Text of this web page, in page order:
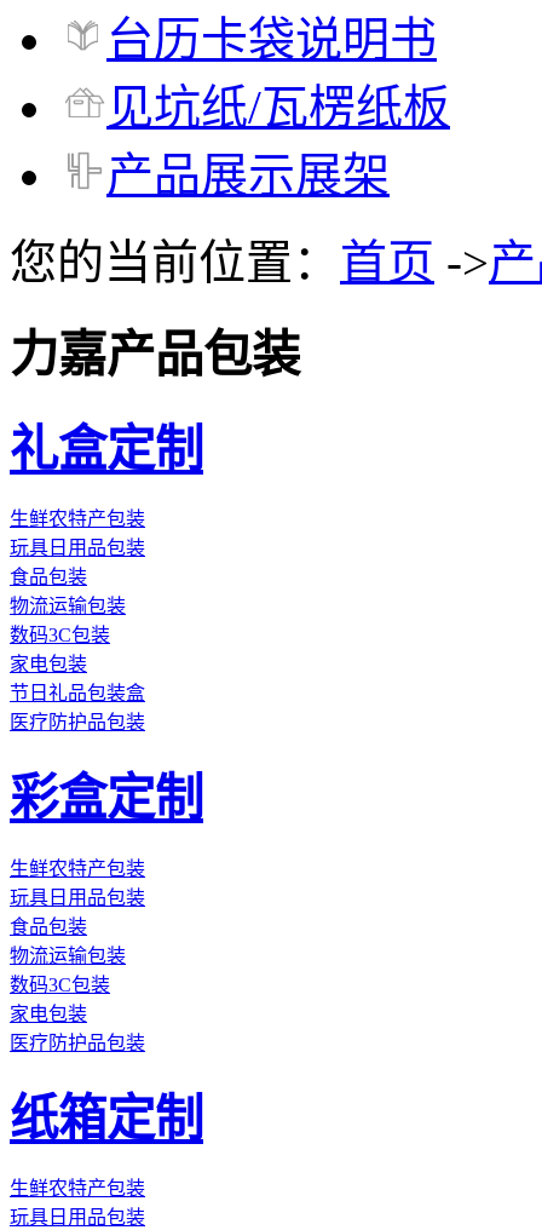
台历卡袋说明书
见坑纸/瓦楞纸板
产品展示展架
您的当前位置： 首页 ->
力嘉产品包装
礼盒定制
生鲜农特产包装
玩具日用品包装
食品包装
物流运输包装
数码3C包装
家电包装
节日礼品包装盒
医疗防护品包装
彩盒定制
生鲜农特产包装
玩具日用品包装
食品包装
物流运输包装
数码3C包装
家电包装
医疗防护品包装
纸箱定制
生鲜农特产包装
玩具日用品包装